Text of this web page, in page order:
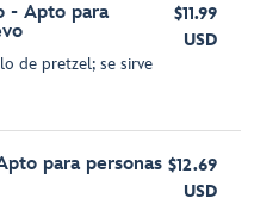
- Apto para
de pretzel; se sirve
$11.99
USD
para personas $12.69
USD